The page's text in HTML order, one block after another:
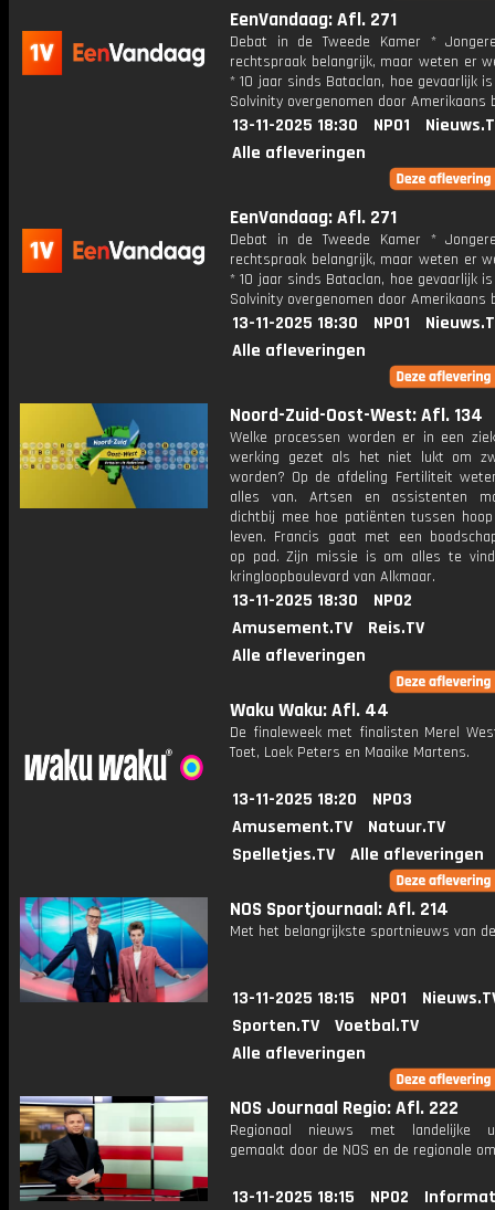
EenVandaag: Afl. 271
Debat in de Tweede Kamer *
rechtspraak belangrijk, maar weten er
* 10 jaar sinds Bataclan, hoe gevaarlijk
Solvinity overgenomen door Amerikaans
13-11-2025 18:30 NPO1
Alle afleveringen
EenVandaag: Afl. 271
Debat in de Tweede Kamer *
rechtspraak belangrijk, maar weten er
* 10 jaar sinds Bataclan, hoe gevaarlijk
Solvinity overgenomen door Amerikaans
13-11-2025 18:30 NPO1
Alle afleveringen
Noord-Zuid-Oost-West: Afl. 134
Welke processen worden er in een
werking gezet als het niet lukt om
worden? Op de afdeling Fertiliteit
alles van. Artsen en assistenten
dichtbij mee hoe patiënten tussen
leven. Francis gaat met een
op pad. Zijn missie is om alles te
kringloopboulevard van Alkmaar.
13-11-2025 18:30
NPO2
Amusement.TV
Reis.TV
Alle afleveringen
Waku Waku: Afl. 44
De finaleweek met finalisten Merel
Toet, Loek Peters en Maaike Martens.
13-11-2025 18:20
NPO3
Amusement.TV
Natuur.TV
Spelletjes.TV
Alle afleveringen
NOS Sportjournaal: Afl. 214
Met het belangrijkste sportnieuws van
13-11-2025 18:15 NPO1
Sporten.TV
Voetbal.TV
Alle afleveringen
NOS Journaal Regio: Afl. 222
Regionaal nieuws met landelijke
gemaakt door de NOS en de regionale
13-11-2025 18:15 NPO2